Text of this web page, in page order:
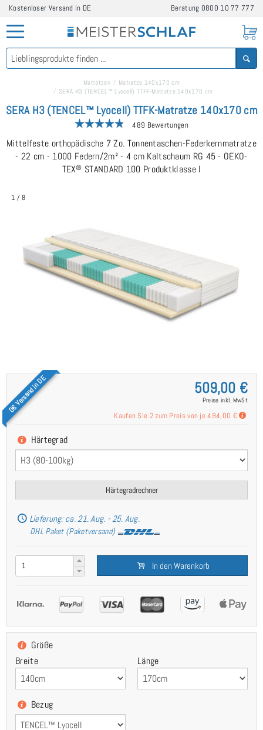
Kostenloser Versand in DE Beratung 0800 10 77 777
Matratzen
Matratze 140x170 cm
SERA H3 (TENCEL™ Lyocell) TTFK-Matratze 140x170 cm
SERA H3 (TENCEL™ Lyocell) TTFK-Matratze 140x170 cm
489 Bewertungen
Mittelfeste orthopädische 7 Zo. Tonnentaschen-Federkernmatratze
- 22 cm - 1000 Federn/2m² - 4 cm Kaltschaum RG 45 - OEKO-
TEX® STANDARD 100 Produktklasse I
1 /8
0€ Versand in DE 509,00 €
Preise inkl. MwSt
Kaufen Sie 2 zum Preis von je494,00 €
Härtegrad
Härtegradrechner
Lieferung: ca. 21. Aug. - 25. Aug.
DHL Paket (Paketversand)
In den Warenkorb
Größe
Breite
Länge
Bezug